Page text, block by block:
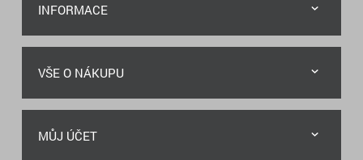
INFORMACE
VŠE O NÁKUPU
MŮJ ÚČET